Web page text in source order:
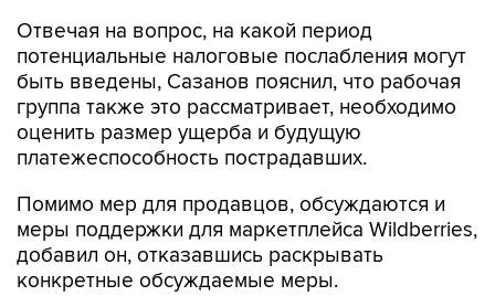
Отвечая на вопрос, на какой период
потенциальные налоговые послабления могут
быть введены, Сазанов пояснил, что рабочая
группа также это рассматривает, необходимо
оценить размер ущерба и будущую
платежеспособность пострадавших.
Помимо мер для продавцов, обсуждаются и
меры поддержки для маркетплейса Wildberries,
добавил он, отказавшись раскрывать
конкретные обсуждаемые меры.